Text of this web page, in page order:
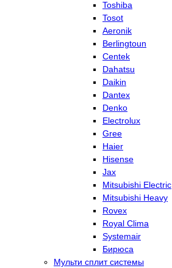
Toshiba
Tosot
Aeronik
Berlingtoun
Centek
Dahatsu
Daikin
Dantex
Denko
Electrolux
Gree
Haier
Hisense
Jax
Mitsubishi Electric
Mitsubishi Heavy
Rovex
Royal Clima
Systemair
Бирюса
Мульти сплит системы